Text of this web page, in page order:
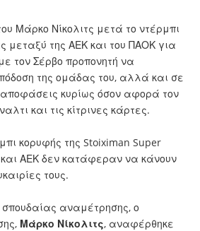
Μάρκο Νίκολιτς μετά το ντέρμπι
μεταξύ της ΑΕΚ και του ΠΑΟΚ για
τον Σέρβο προπονητή να
της ομάδας του, αλλά και σε
αποφάσεις κυρίως όσον αφορά τον
και τις κίτρινες κάρτες.
κορυφής της Stoiximan Super
και ΑΕΚ δεν κατάφεραν να κάνουν
τους.
αναμέτρησης, ο
Μάρκο Νίκολιτς, αναφέρθηκε